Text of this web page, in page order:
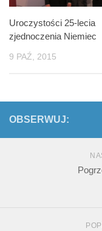
Uroczystości 25-lecia
zjednoczenia Niemiec
9 PAŹ, 2015
OBSERWUJ: